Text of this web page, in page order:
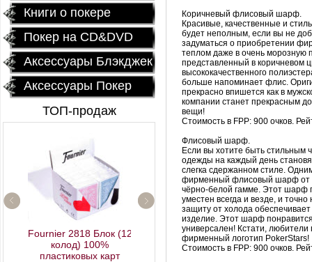
Книги о покере
Покер на CD&DVD
Аксессуары Блэкджек
Аксессуары Покер
ТОП-продаж
Fournier 2818 Блок (12
колод) 100%
пластиковых карт
Профессиональный
покерный набор
"Poker Star" 500
Коричневый флисовый шарф.
Красивые, качественные и
будет неполным, если вы не
задуматься о приобретении
теплом даже в очень морозную
представленный в коричневом
высококачественного
больше напоминает флис.
прекрасно впишется как в
компании станет прекрасным
вещи!
Стоимость в FPP: 900 очков.
Флисовый шарф.
Если вы хотите быть стильным
одежды на каждый день
слегка сдержанном стиле.
фирменный флисовый шарф от
чёрно-белой гамме. Этот шарф
уместен всегда и везде, и
защиту от холода
изделие. Этот шарф
универсален! Кстати, любители
фирменный логотип PokerStars!
Стоимость в FPP: 900 очков.